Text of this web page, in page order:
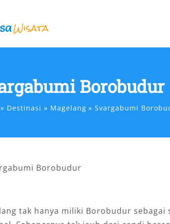
Borobudur
Destinasi Magelang Svargabumi
tak hanya miliki Borobudur